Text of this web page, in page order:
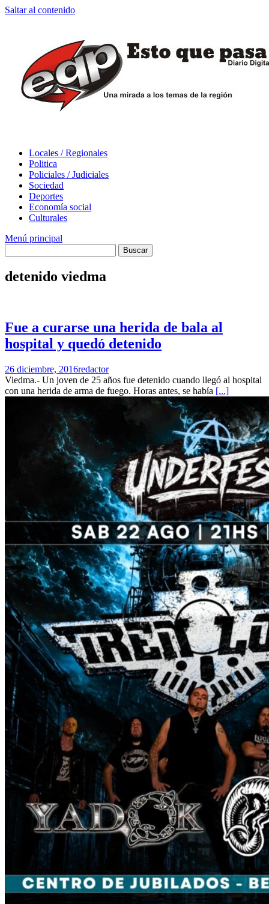
Saltar al contenido
Locales / Regionales
Politica
Policiales / Judiciales
Sociedad
Deportes
Economía social
Culturales
Menú principal
detenido viedma
Fue a curarse una herida de bala al
hospital y quedó detenido
26 diciembre, 2016redactor
Viedma.- Un joven de 25 años fue detenido cuando llegó al hospital
con una herida de arma de fuego. Horas antes, se había [...]